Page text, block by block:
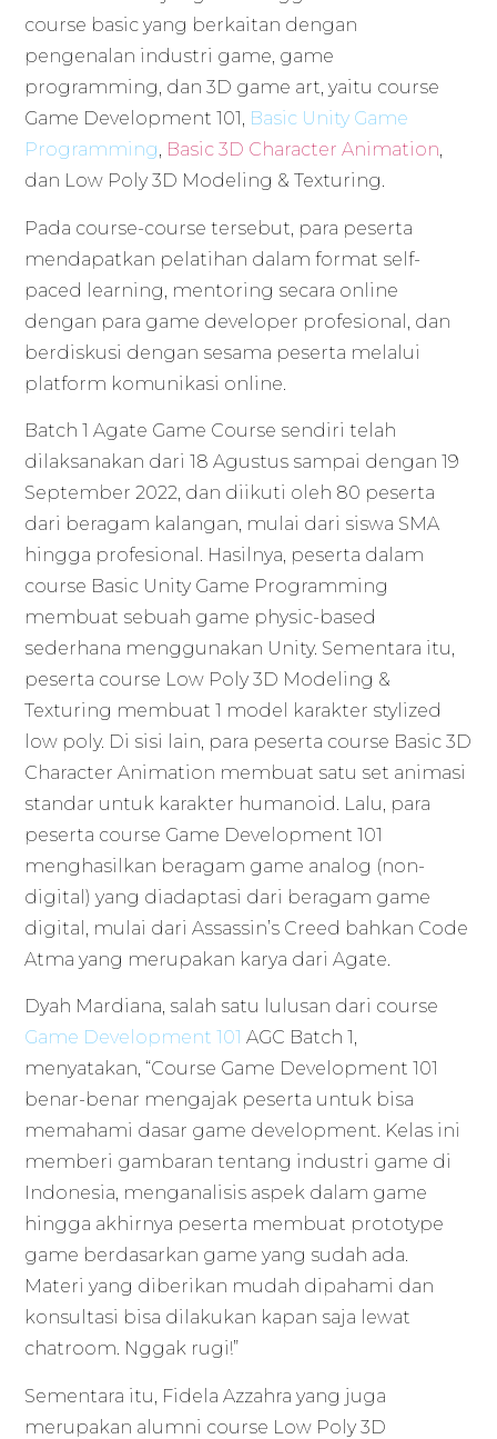
course basic yang berkaitan dengan
pengenalan industri game, game
programming, dan 3D game art, yaitu course
Game Development 101, Basic Unity Game
Programming, Basic 3D Character Animation,
dan Low Poly 3D Modeling & Texturing.
Pada course-course tersebut, para peserta
mendapatkan pelatihan dalam format self-
paced learning, mentoring secara online
dengan para game developer profesional, dan
berdiskusi dengan sesama peserta melalui
platform komunikasi online.
Batch 1 Agate Game Course sendiri telah
dilaksanakan dari 18 Agustus sampai dengan 19
September 2022, dan diikuti oleh 80 peserta
dari beragam kalangan, mulai dari siswa SMA
hingga profesional. Hasilnya, peserta dalam
course Basic Unity Game Programming
membuat sebuah game physic-based
sederhana menggunakan Unity. Sementara itu,
peserta course Low Poly 3D Modeling &
Texturing membuat 1 model karakter stylized
low poly. Di sisi lain, para peserta course Basic 3D
Character Animation membuat satu set animasi
standar untuk karakter humanoid. Lalu, para
peserta course Game Development 101
menghasilkan beragam game analog (non-
digital) yang diadaptasi dari beragam game
digital, mulai dari Assassin’s Creed bahkan Code
Atma yang merupakan karya dari Agate.
Dyah Mardiana, salah satu lulusan dari course
Game Development 101 AGC Batch 1,
menyatakan, “Course Game Development 101
benar-benar mengajak peserta untuk bisa
memahami dasar game development. Kelas ini
memberi gambaran tentang industri game di
Indonesia, menganalisis aspek dalam game
hingga akhirnya peserta membuat prototype
game berdasarkan game yang sudah ada.
Materi yang diberikan mudah dipahami dan
konsultasi bisa dilakukan kapan saja lewat
chatroom. Nggak rugi!”
Sementara itu, Fidela Azzahra yang juga
merupakan alumni course Low Poly 3D